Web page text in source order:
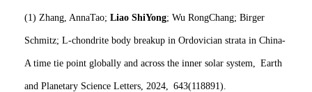
(1) Zhang, AnnaTao; Liao ShiYong; Wu RongChang; Birger
Schmitz; L-chondrite body breakup in Ordovician strata in China-
A time tie point globally and across the inner solar system, Earth
and Planetary Science Letters, 2024, 643(118891).